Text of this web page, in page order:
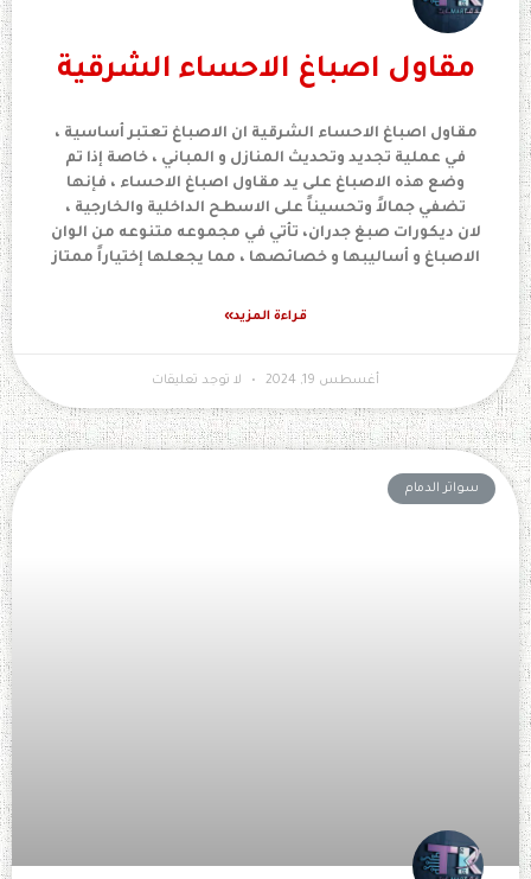
مقاول اصباغ الاحساء الشرقية
مقاول اصباغ الاحساء الشرقية ان الاصباغ تعتبر أساسية ،
في عملية تجديد وتحديث المنازل و المباني ، خاصة إذا تم
وضع هذه الاصباغ على يد مقاول اصباغ الاحساء ، فإنها
تضفي جمالاً وتحسيناً على الاسطح الداخلية والخارجية ،
لان ديكورات صبغ جدران، تأتي في مجموعه متنوعه من الوان
الاصباغ و أساليبها و خصائصها ، مما يجعلها إختياراً ممتاز
قراءة المزيد»
أغسطس 19, 2024 لا توجد تعليقات
سواتر الدمام